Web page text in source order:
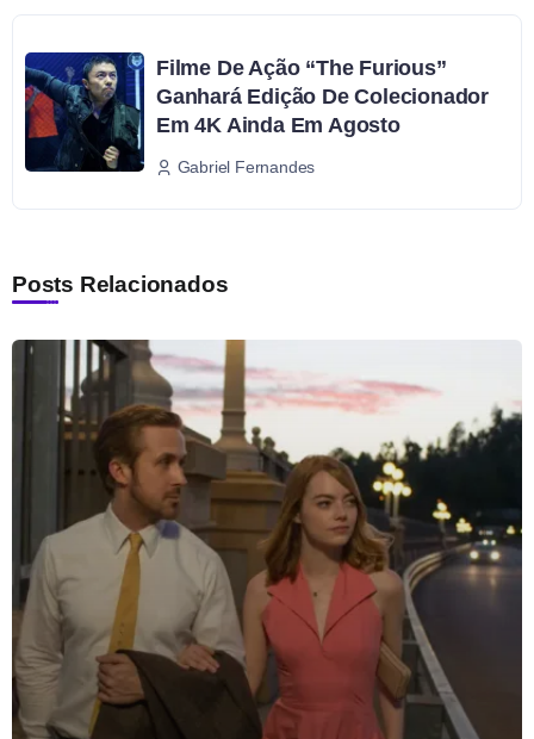
Filme De Ação “The Furious”
Ganhará Edição De Colecionador
Em 4K Ainda Em Agosto
Gabriel Fernandes
Posts Relacionados